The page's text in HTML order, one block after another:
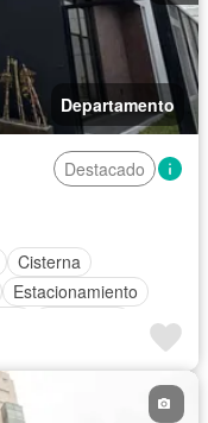
Departamento
Destacado
Cisterna
Estacionamiento